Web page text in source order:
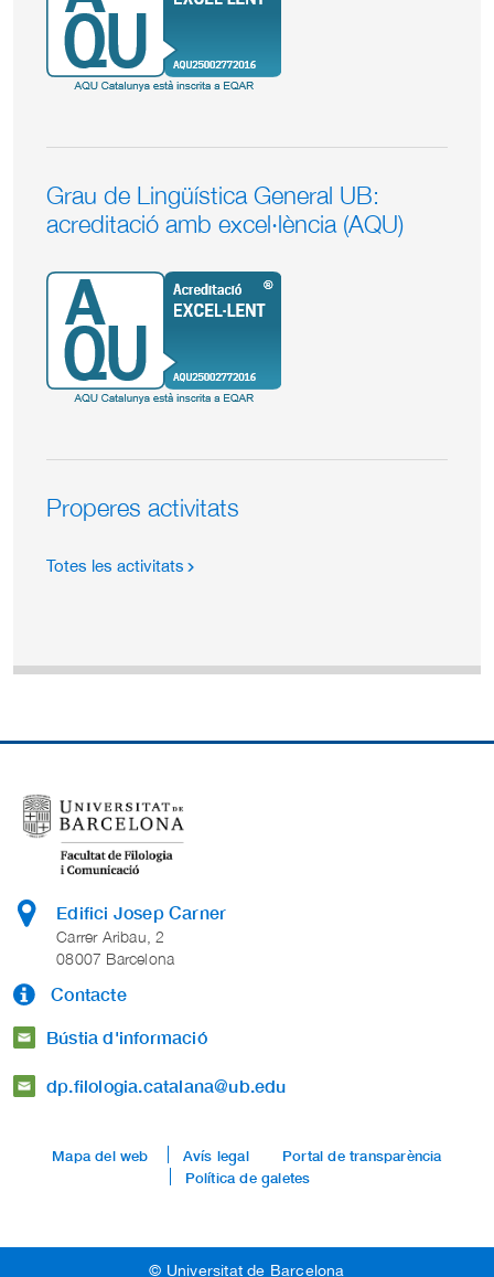
Grau de Lingüística General UB:
acreditació amb excel·lència (AQU)
Properes activitats
Totes les activitats
Edifici Josep Carner
Carrer Aribau, 2
08007 Barcelona
Contacte
Bústia d'informació
dp.filologia.catalana@ub.edu
Mapa del web Avís legal
Portal de transparència
Política de galetes
© Universitat de Barcelona